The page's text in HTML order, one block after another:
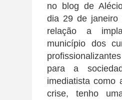
no blog de
dia 29 de
relação a
município dos
para a
imediatista como
crise, tenho